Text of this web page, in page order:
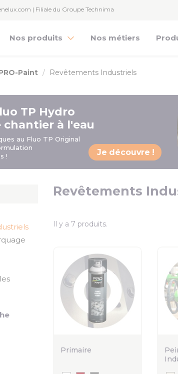
| Filiale du Groupe Technima
Nos produits Nos métiers
Paint Revêtements Industriels
Je découvre !
!
au Fluo TP Original
chantier à l'eau
TP Hydro
Revêtements
Il y a 7 produits.
Primaire